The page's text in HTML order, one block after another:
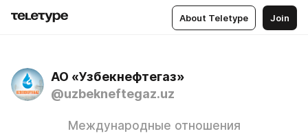
About Teletype Join
АО «Узбекнефтегаз»
@uzbekneftegaz.uz
Международные отношения